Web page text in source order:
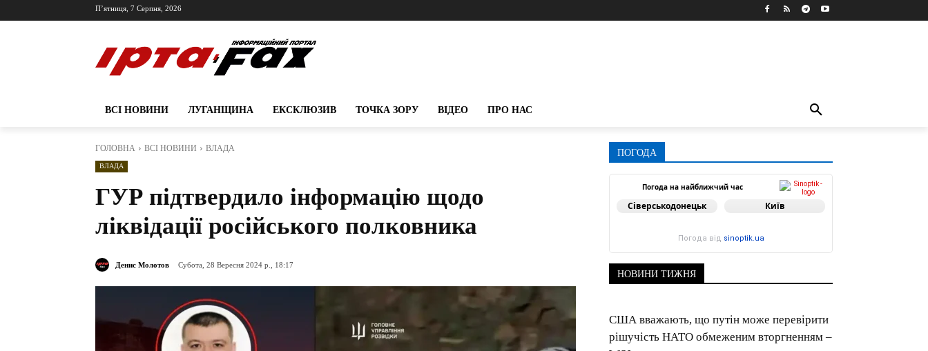
П’ятниця, 7 Серпня, 2026
ВСІ НОВИНИ ЛУГАНЩИНА ЕКСКЛЮЗИВ ТОЧКА ЗОРУ ВІДЕО ПРО НАС
ГОЛОВНА ВСІ НОВИНИ ВЛАДА
ВЛАДА
ГУР підтвердило інформацію щодо
ліквідації російського полковника
Денис Молотов Субота, 28 Вересня 2024 р., 18:17
ПОГОДА
Погода на найближчий час
Сіверськодонецьк Київ
Погода від sinoptik.ua
НОВИНИ ТИЖНЯ
США вважають, що путін може перевірити
рішучість НАТО обмеженим вторгненням –